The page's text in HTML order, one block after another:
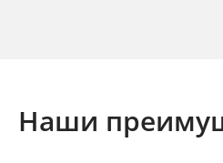
Наши